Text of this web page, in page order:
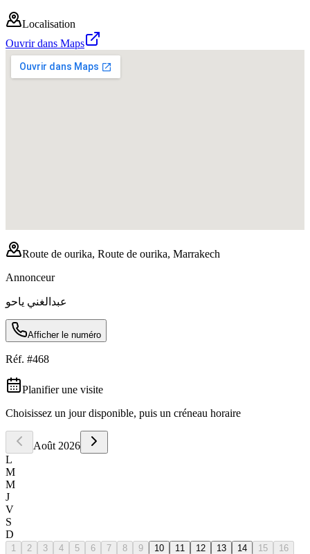
Localisation
Ouvrir dans Maps
Route de ourika, Route de ourika, Marrakech
Annonceur
عبدالغني ياحو
Afficher le numéro
Réf. #468
Planifier une visite
Choisissez un jour disponible, puis un créneau horaire
Août 2026
L
M
M
J
V
S
D
1 2 3 4 5 6 7 8 9 10 11 12 13 14 15
16